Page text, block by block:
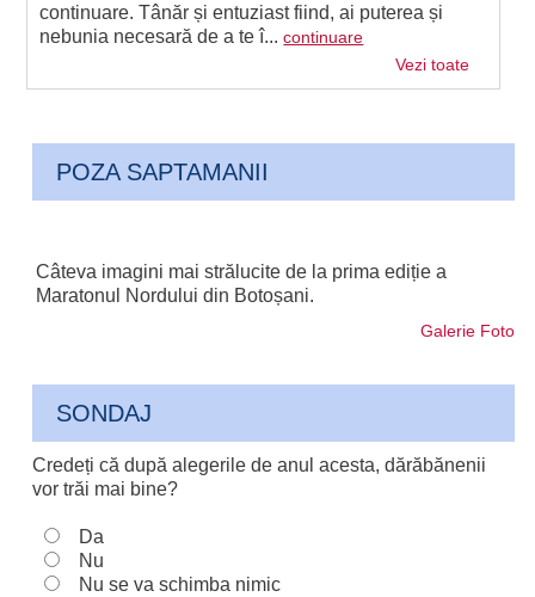
continuare. Tânăr și entuziast fiind, ai puterea și
nebunia necesară de a te î...continuare
Vezi toate
POZA SAPTAMANII
Câteva imagini mai strălucite de la prima ediție a
Maratonul Nordului din Botoșani.
Galerie Foto
SONDAJ
Credeți că după alegerile de anul acesta, dărăbănenii
vor trăi mai bine?
Da
Nu
Nu se va schimba nimic